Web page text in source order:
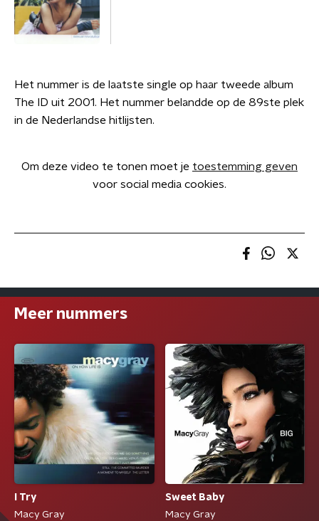
Het nummer is de laatste single op haar tweede album
The ID uit 2001. Het nummer belandde op de 89ste plek
in de Nederlandse hitlijsten.
Om deze video te tonen moet je toestemming geven
voor social media cookies.
Meer nummers
I Try
Macy Gray
Sweet Baby
Macy Gray